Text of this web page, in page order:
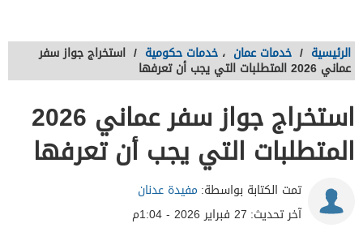
الرئيسية / خدمات عمان ، خدمات حكومية / استخراج جواز سفر
عماني 2026 المتطلبات التي يجب أن تعرفها
استخراج جواز سفر عماني 2026
المتطلبات التي يجب أن تعرفها
تمت الكتابة بواسطة: مفيدة عدنان
آخر تحديث: 27 فبراير 2026 - 1:04م